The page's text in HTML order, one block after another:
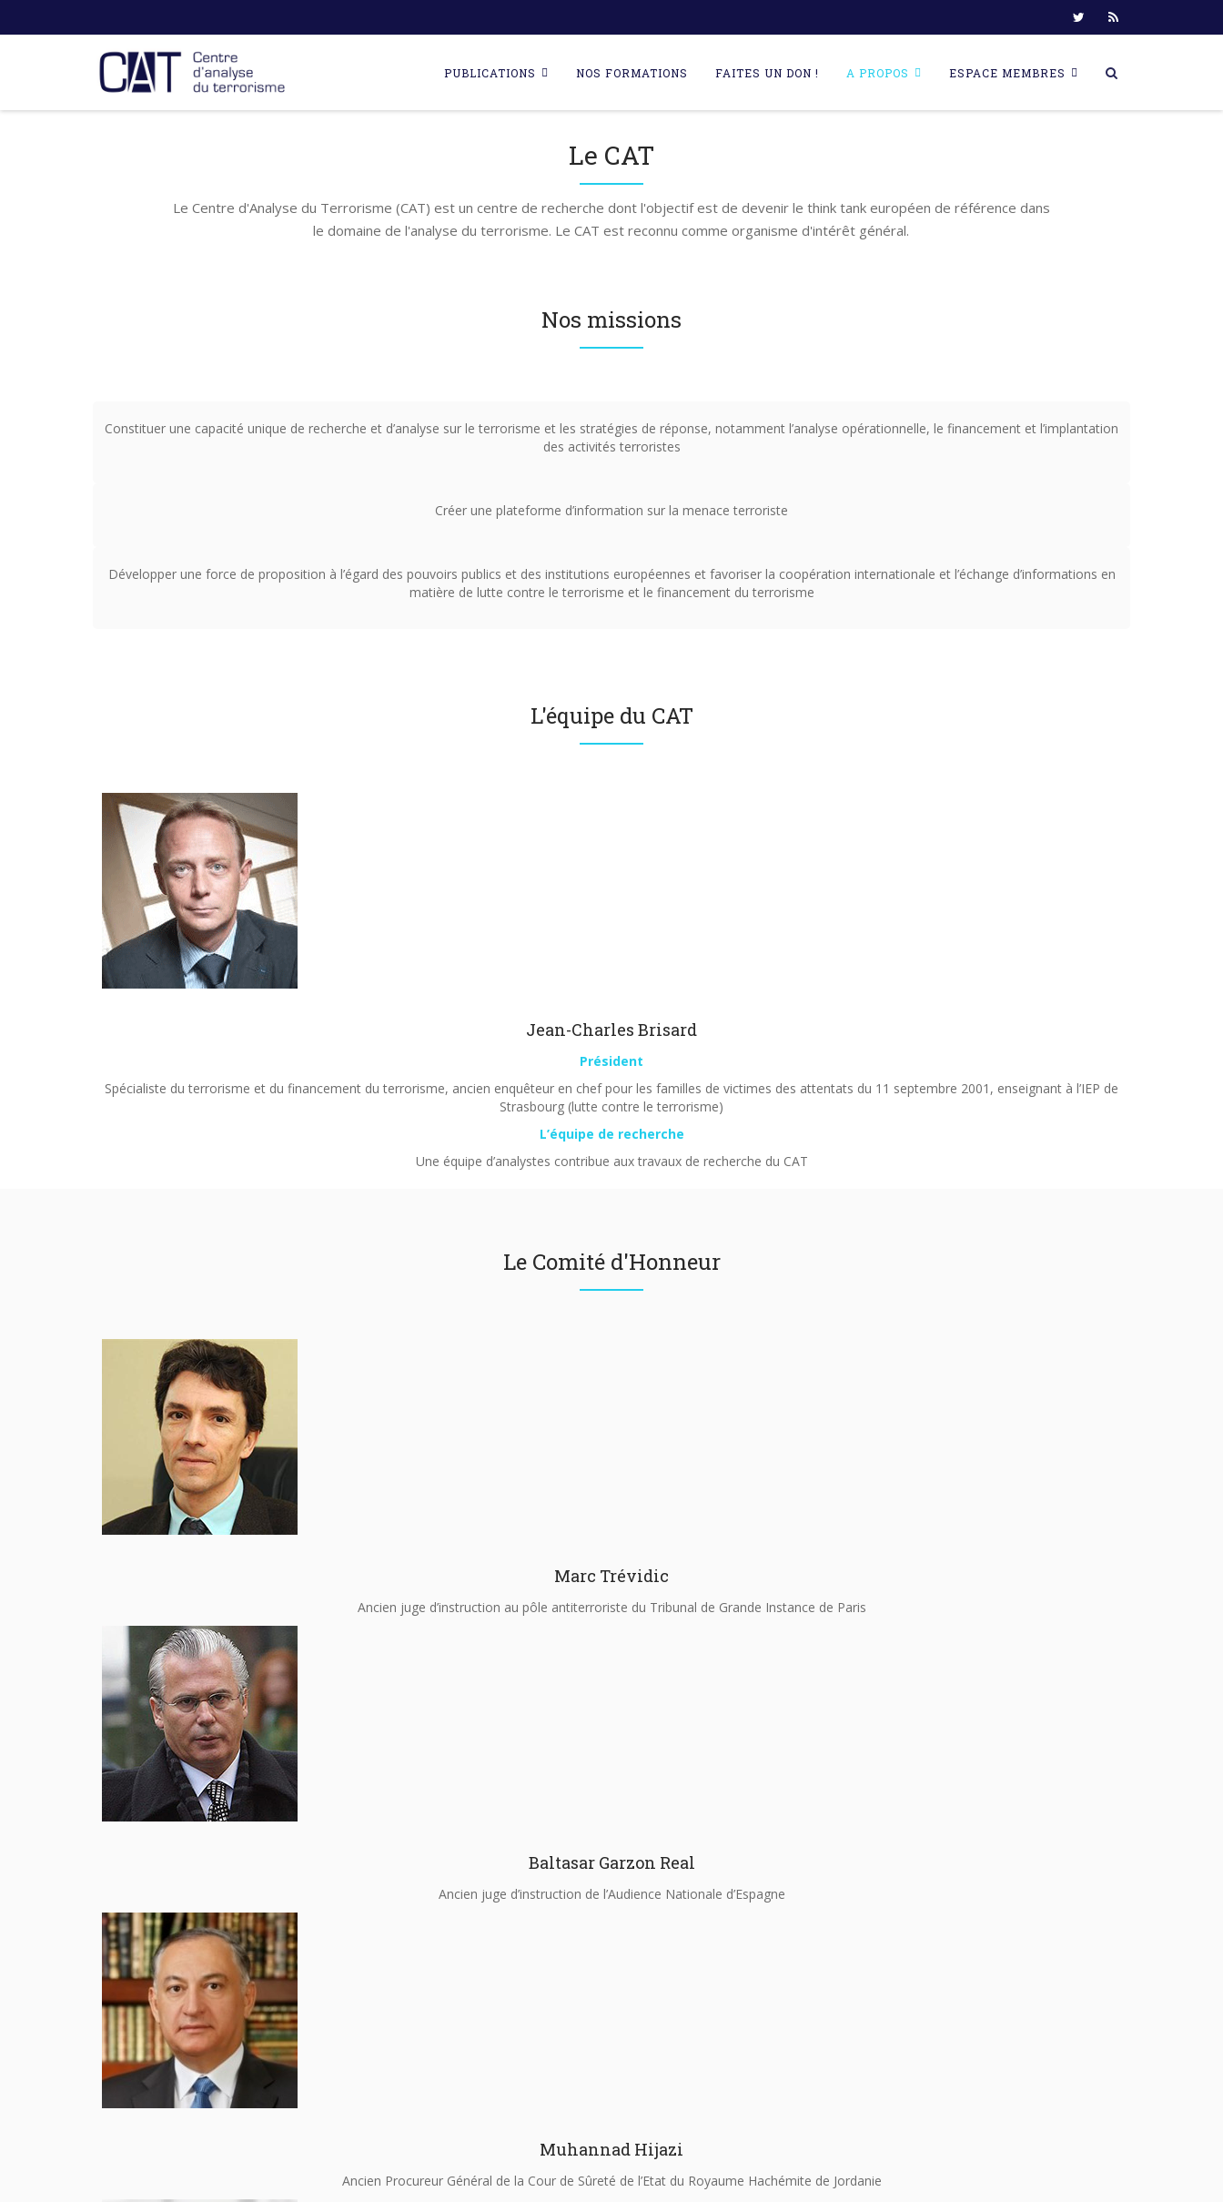
content
PUBLICATIONS NOS FORMATIONS FAITES UN DON ! A PROPOS ESPACE MEMBRES
Le CAT
Le Centre d'Analyse du Terrorisme (CAT) est un centre de recherche dont l'objectif est de devenir le think tank européen de référence dans
le domaine de l'analyse du terrorisme. Le CAT est reconnu comme organisme d'intérêt général.
Nos missions
Constituer une capacité unique de recherche et d’analyse sur le terrorisme et les stratégies de réponse, notamment l’analyse opérationnelle, le financement et l’implantation
des activités terroristes
Créer une plateforme d’information sur la menace terroriste
Développer une force de proposition à l’égard des pouvoirs publics et des institutions européennes et favoriser la coopération internationale et l’échange d’informations en
matière de lutte contre le terrorisme et le financement du terrorisme
L'équipe du CAT
Jean-Charles Brisard
Président
Spécialiste du terrorisme et du financement du terrorisme, ancien enquêteur en chef pour les familles de victimes des attentats du 11 septembre 2001, enseignant à l’IEP de
Strasbourg (lutte contre le terrorisme)
L’équipe de recherche
Une équipe d’analystes contribue aux travaux de recherche du CAT
Le Comité d'Honneur
Marc Trévidic
Ancien juge d’instruction au pôle antiterroriste du Tribunal de Grande Instance de Paris
Baltasar Garzon Real
Ancien juge d’instruction de l’Audience Nationale d’Espagne
Muhannad Hijazi
Ancien Procureur Général de la Cour de Sûreté de l’Etat du Royaume Hachémite de Jordanie